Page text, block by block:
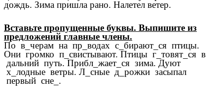
дождь. Зима пришла рано. Налетел ветер.
Вставьте пропущенные буквы. Выпишите из
предложений главные члены.
По в_черам на пр_водах с_бирают_ся птицы.
Они громко п_свистывают. Птицы г_товят_ся в
дальний путь. Прибл_жает_ся зима. Дуют
х_лодные ветры. Л_сные д_рожки засыпал
первый сне_.